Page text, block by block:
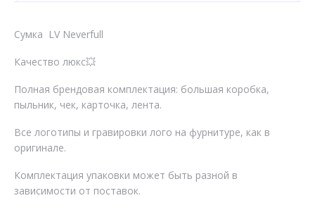
Сумка LV Neverfull
Качество люкс💥
Полная брендовая комплектация: большая коробка,
пыльник, чек, карточка, лента.
Все логотипы и гравировки лого на фурнитуре, как в
оригинале.
Комплектация упаковки может быть разной в
зависимости от поставок.